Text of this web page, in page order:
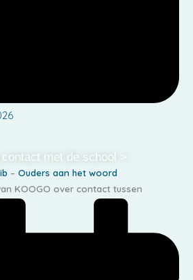
met de school >
– Ouders aan het woord
KOOGO over contact tussen